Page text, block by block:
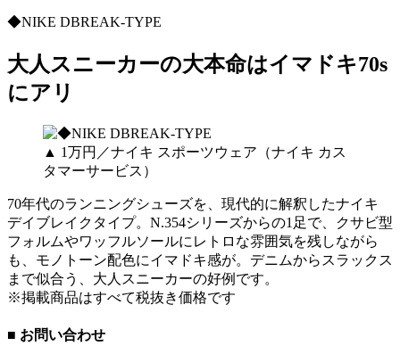
◆NIKE DBREAK-TYPE
大人スニーカーの大本命はイマドキ70s
にアリ
▲ 1万円／ナイキ スポーツウェア（ナイキ カス
タマーサービス）
70年代のランニングシューズを、現代的に解釈したナイキ
デイブレイクタイプ。N.354シリーズからの1足で、クサビ型
フォルムやワッフルソールにレトロな雰囲気を残しながら
も、モノトーン配色にイマドキ感が。デニムからスラックス
まで似合う、大人スニーカーの好例です。
※掲載商品はすべて税抜き価格です
■ お問い合わせ